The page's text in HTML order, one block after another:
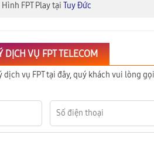
FPT Play tạiTuy Đức
VỤ FPT TELECOM
vụ FPT tại đây, quý khách vui lòng